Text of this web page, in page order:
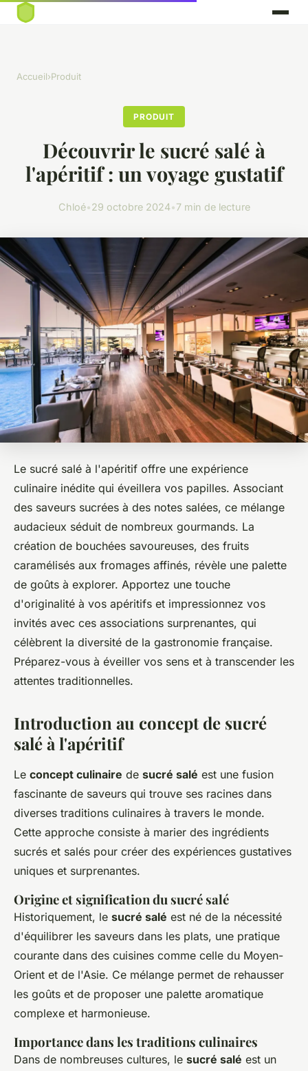
Accueil›Produit
PRODUIT
Découvrir le sucré salé à
l'apéritif : un voyage gustatif
Chloé•29 octobre 2024•7 min de lecture
Le sucré salé à l'apéritif offre une expérience
culinaire inédite qui éveillera vos papilles. Associant
des saveurs sucrées à des notes salées, ce mélange
audacieux séduit de nombreux gourmands. La
création de bouchées savoureuses, des fruits
caramélisés aux fromages affinés, révèle une palette
de goûts à explorer. Apportez une touche
d'originalité à vos apéritifs et impressionnez vos
invités avec ces associations surprenantes, qui
célèbrent la diversité de la gastronomie française.
Préparez-vous à éveiller vos sens et à transcender les
attentes traditionnelles.
Introduction au concept de sucré
salé à l'apéritif
Le concept culinaire de sucré salé est une fusion
fascinante de saveurs qui trouve ses racines dans
diverses traditions culinaires à travers le monde.
Cette approche consiste à marier des ingrédients
sucrés et salés pour créer des expériences gustatives
uniques et surprenantes.
Origine et signification du sucré salé
Historiquement, le sucré salé est né de la nécessité
d'équilibrer les saveurs dans les plats, une pratique
courante dans des cuisines comme celle du Moyen-
Orient et de l'Asie. Ce mélange permet de rehausser
les goûts et de proposer une palette aromatique
complexe et harmonieuse.
Importance dans les traditions culinaires
Dans de nombreuses cultures, le sucré salé est un